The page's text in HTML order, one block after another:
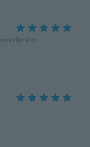
overførsler